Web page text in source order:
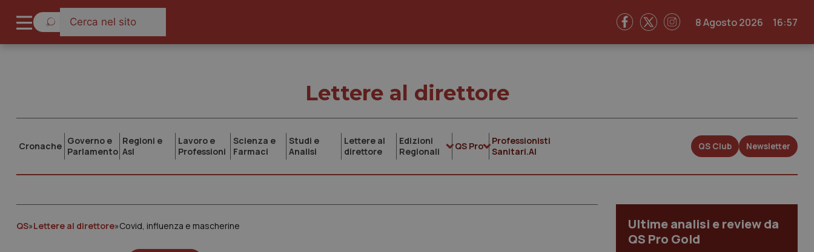
8 Agosto 2026 16:57
Lettere al direttore
Cronache Governo e
Parlamento
Regioni e
Asl
Lavoro e
Professioni
Scienza e
Farmaci
Studi e
Analisi
Lettere al
direttore
Edizioni
Regionali
QS Pro
Professionisti
Sanitari.AI
QS Club Newsletter
QS»Lettere al direttore»Covid, influenza e mascherine
Ultime analisi e review da
QS Pro Gold